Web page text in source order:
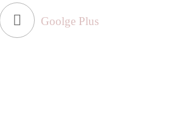
Goolge Plus